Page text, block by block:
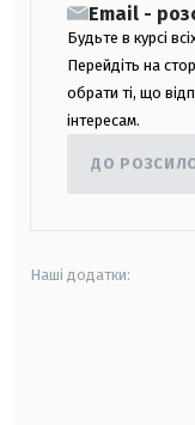
Email -
Будьте в курсі
Перейдіть на
обрати ті, що
інтересам.
ДО
Наші додатки: